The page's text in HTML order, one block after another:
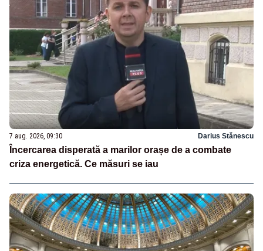
7 aug. 2026, 09:30 Darius Stănescu
Încercarea disperată a marilor orașe de a combate
criza energetică. Ce măsuri se iau